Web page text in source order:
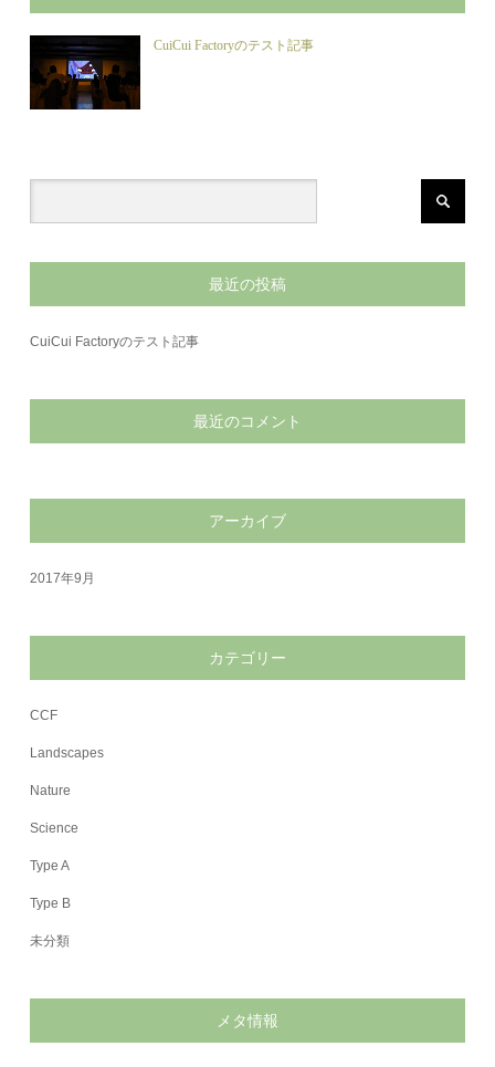
CuiCui Factoryのテスト記事
最近の投稿
CuiCui Factoryのテスト記事
最近のコメント
アーカイブ
2017年9月
カテゴリー
CCF
Landscapes
Nature
Science
Type A
Type B
未分類
メタ情報